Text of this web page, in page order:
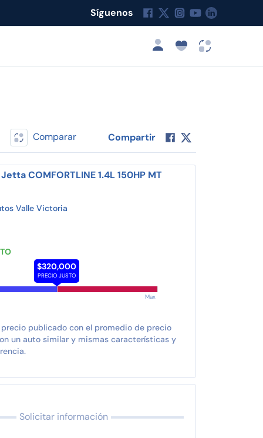
Síguenos
Comparar Compartir
COMFORTLINE 1.4L 150HP MT
Valle Victoria
$320,000
PRECIO JUSTO
Max
precio publicado con el promedio de precio
un auto similar y mismas características y
Solicitar información